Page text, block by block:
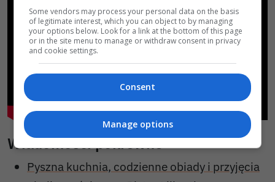
Wiadomości pokrewne
Pyszna kuchnia, codzienne obiady i przyjęcia
Some vendors may process your personal data on the basis
of legitimate interest, which you can object to by managing
your options below. Look for a link at the bottom of this page
or in the site menu to manage or withdraw consent in privacy
and cookie settings.
Consent
Manage options